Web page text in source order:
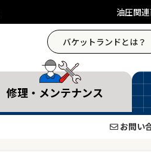
油圧関
バケットランドとは？
修理・メンテナンス
お問い